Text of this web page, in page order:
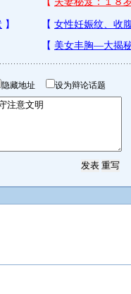
隐藏地址 设为辩论话题